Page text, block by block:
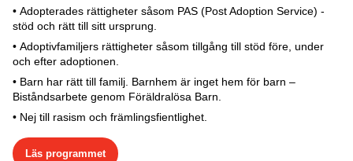
• Adopterades rättigheter såsom PAS (Post Adoption Service) -
stöd och rätt till sitt ursprung.
• Adoptivfamiljers rättigheter såsom tillgång till stöd före, under
och efter adoptionen.
• Barn har rätt till familj. Barnhem är inget hem för barn –
Biståndsarbete genom Föräldralösa Barn.
• Nej till rasism och främlingsfientlighet.
Läs programmet